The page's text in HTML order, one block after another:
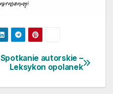
Spotkanie autorskie –
Leksykon opolanek